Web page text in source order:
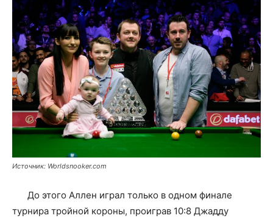
Источник: Worldsnooker.com
До этого Аллен играл только в одном финале
турнира тройной короны, проиграв 10:8 Джадду